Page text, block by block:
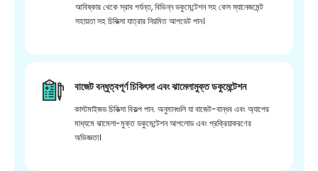
আবিষ্কার থেকে স্রাব পর্যন্ত, বিভিন্ন ডকুমেন্টেশন সহ কেস ম্যানেজমেন্ট
সহায়তা সহ চিকিত্সা যাত্রার নিয়মিত আপডেট পান।
বাজেট বন্ধুত্বপূর্ণ চিকিৎসা এবং ঝামেলামুক্ত ডকুমেন্টেশন
কাস্টমাইজড চিকিত্সা বিকল্প পান. অনুমানগুলি যা বাজেট-বান্ধব এবং অ্যাপের
মাধ্যমে ঝামেলা-মুক্ত ডকুমেন্টেশন আপলোড এবং প্রক্রিয়াকরণের
অভিজ্ঞতা।